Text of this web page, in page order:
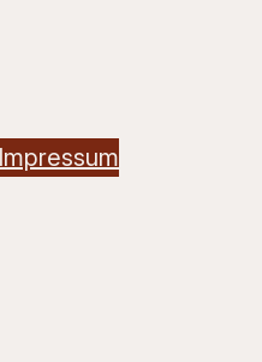
Impressum